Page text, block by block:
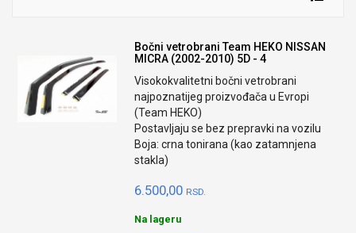
Bočni vetrobrani Team HEKO NISSAN
MICRA (2002-2010) 5D - 4
Visokokvalitetni bočni vetrobrani
najpoznatijeg proizvođača u Evropi
(Team HEKO)
Postavljaju se bez prepravki na vozilu
Boja: crna tonirana (kao zatamnjena
stakla)
6.500,00 RSD.
Na lageru